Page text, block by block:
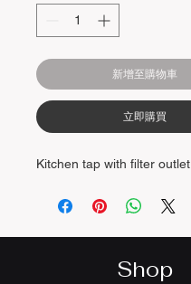
新增至購物車
立即購買
Kitchen tap with filter outlet
Shop